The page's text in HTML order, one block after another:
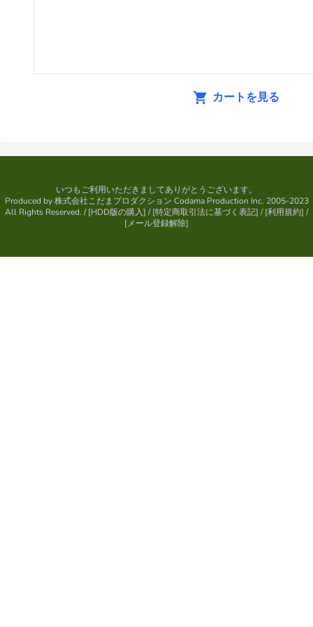
カートを見る
いつもご利用いただきましてありがとうございます。
Produced by株式会社こだまプロダクション Codama Production Inc. 2005-2023
All Rights Reserved. / [HDD版の購入] / [特定商取引法に基づく表記] / [利用規約] /
[メール登録解除]